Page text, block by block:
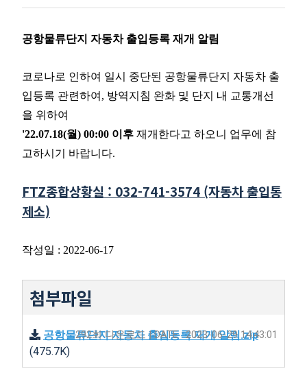
공항물류단지 자동차 출입등록 재개 알림
코로나로 인하여 일시 중단된 공항물류단지 자동차 출
입등록 관련하여, 방역지침 완화 및 단지 내 교통개선
을 위하여
'22.07.18(월) 00:00 이후 재개한다고 하오니 업무에 참
고하시기 바랍니다.
FTZ종합상황실 : 032-741-3574 (자동차 출입통
제소)
작성일 : 2022-06-17
첨부파일
공항물류단지 자동차 출입등록 재개 알림.zip
(475.7K)
292회 다운로드 | DATE : 2023-06-29 14:43:01